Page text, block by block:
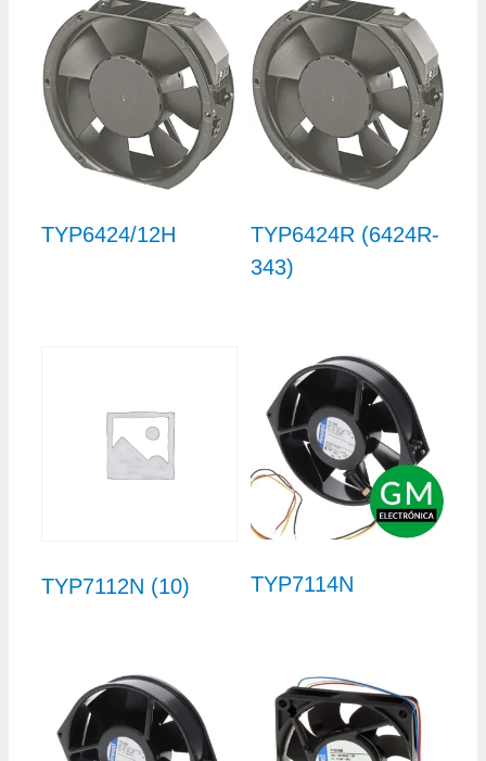
TYP6424/12H
TYP6424R (6424R-
343)
TYP7112N (10) TYP7114N